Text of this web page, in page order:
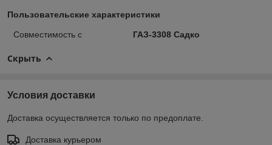
Пользовательские характеристики
Совместимость с ГАЗ-3308 Садко
Скрыть
Условия доставки
Доставка осуществляется только по предоплате.
Доставка курьером